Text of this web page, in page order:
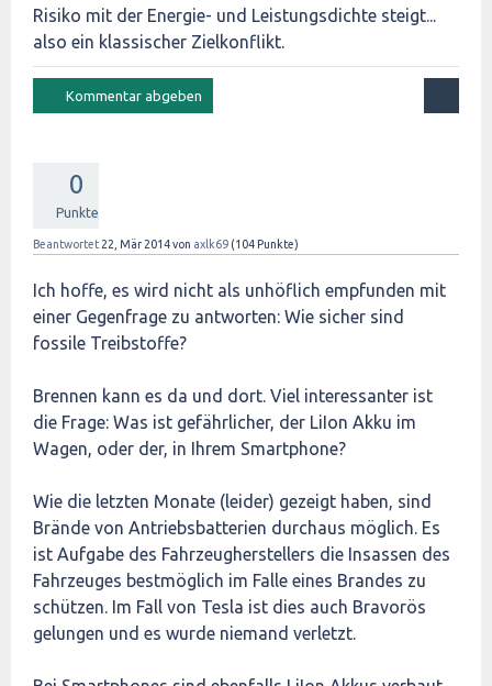
Risiko mit der Energie- und Leistungsdichte steigt...
also ein klassischer Zielkonflikt.
0
Punkte
Beantwortet 22, Mär 2014von axlk69 (104 Punkte)
Ich hoffe, es wird nicht als unhöflich empfunden mit
einer Gegenfrage zu antworten: Wie sicher sind
fossile Treibstoffe?
Brennen kann es da und dort. Viel interessanter ist
die Frage: Was ist gefährlicher, der LiIon Akku im
Wagen, oder der, in Ihrem Smartphone?
Wie die letzten Monate (leider) gezeigt haben, sind
Brände von Antriebsbatterien durchaus möglich. Es
ist Aufgabe des Fahrzeugherstellers die Insassen des
Fahrzeuges bestmöglich im Falle eines Brandes zu
schützen. Im Fall von Tesla ist dies auch Bravorös
gelungen und es wurde niemand verletzt.